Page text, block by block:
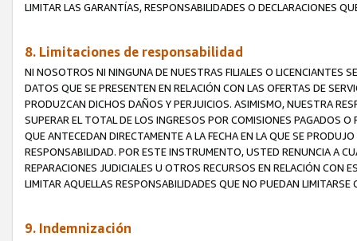
LIMITAR LAS GARANTÍAS, RESPONSABILIDADES O DECLARACIONES
8. Limitaciones de responsabilidad
NI NOSOTROS NI NINGUNA DE NUESTRAS FILIALES O LICENCIANTES
DATOS QUE SE PRESENTEN EN RELACIÓN CON LAS OFERTAS DE
PRODUZCAN DICHOS DAÑOS Y PERJUICIOS. ASIMISMO, NUESTRA
SUPERAR EL TOTAL DE LOS INGRESOS POR COMISIONES PAGADOS
QUE ANTECEDAN DIRECTAMENTE A LA FECHA EN LA QUE SE
RESPONSABILIDAD. POR ESTE INSTRUMENTO, USTED RENUNCIA A
REPARACIONES JUDICIALES U OTROS RECURSOS EN RELACIÓN CON
LIMITAR AQUELLAS RESPONSABILIDADES QUE NO PUEDAN LIMITARSE
9. Indemnización